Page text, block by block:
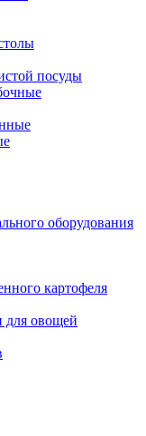
посуды
оборудования
картофеля
овощей